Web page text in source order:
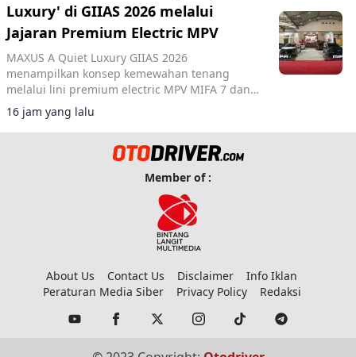
Luxury' di GIIAS 2026 melalui
Jajaran Premium Electric MPV
MAXUS A Quiet Luxury GIIAS 2026
menampilkan konsep kemewahan tenang
melalui lini premium electric MPV MIFA 7 dan
MIFA 9 di ICE BSD City.
16 jam yang lalu
Member of :
About Us Contact Us Disclaimer
Info Iklan
Peraturan Media Siber
Privacy Policy Redaksi